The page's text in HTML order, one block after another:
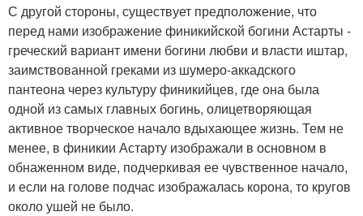
С другой стороны, существует предположение, что
перед нами изображение финикийской богини Астарты -
греческий вариант имени богини любви и власти иштар,
заимствованной греками из шумеро-аккадского
пантеона через культуру финикийцев, где она была
одной из самых главных богинь, олицетворяющая
активное творческое начало вдыхающее жизнь. Тем не
менее, в финикии Астарту изображали в основном в
обнаженном виде, подчеркивая ее чувственное начало,
и если на голове подчас изображалась корона, то кругов
около ушей не было.